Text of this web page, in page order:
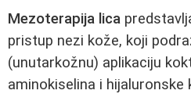
Mezoterapija lica
pristup nezi kože, koji
(unutarkožnu) aplikaciju
aminokiselina i hijaluronske